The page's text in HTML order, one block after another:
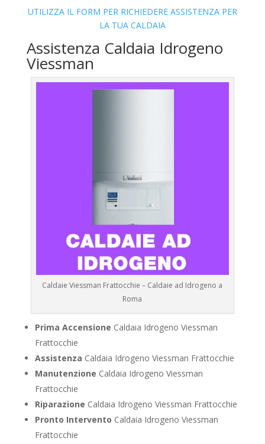
UTILIZZA IL FORM PER RICHIEDERE ASSISTENZA PER
LA TUA CALDAIA
Assistenza Caldaia Idrogeno
Viessman
Caldaie Viessman Frattocchie – Caldaie ad Idrogeno a
Roma
Prima Accensione Caldaia Idrogeno Viessman
Frattocchie
Assistenza Caldaia Idrogeno Viessman Frattocchie
Manutenzione Caldaia Idrogeno Viessman
Frattocchie
Riparazione Caldaia Idrogeno Viessman Frattocchie
Pronto Intervento Caldaia Idrogeno Viessman
Frattocchie